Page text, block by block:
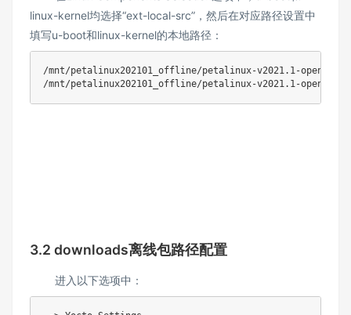
linux-kernel均选择“ext-local-src”，然后在对应路径设置中
填写u-boot和linux-kernel的本地路径：
/mnt/petalinux202101_offline/petalinux-v2021.1-
/mnt/petalinux202101_offline/petalinux-v2021.1-
3.2 downloads离线包路径配置
进入以下选项中：